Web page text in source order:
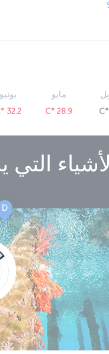
مايو
28.9 °C
يونيو
32.2 °C
التي
D